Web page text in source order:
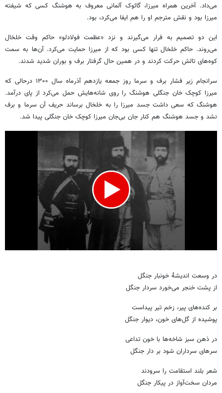
می‌داد. آخرین همراه میرزا،گائوک آلمانی معروف به هوشنگ کسی که شیفته
میرزا بود و نقش مترجم او را هم ایفا می‌کرد، بود.
این دو تصمیم به فرار می‌گیرند و نزد «عظمتفولادلو» حاکم وقت خلخال
می‌روند. حاکم خلخال تنها کسی بود که از میرزا حمایت می‌کرد. آن‌ها به سمت
کوه‌های تالش حرکت کردند و در همین حال گرفتار برف و بوران شدید شدند.
سرانجام زیر فشار برف و سرما روز جمعه یازدهم آذرماه سال ۱۳۰۰
درحالی که
میرزا کوچک خان جنگلی هوشنگ را روی شانه‌هایش حمل می‌کرد از پای درآمد.
هوشنگ که سعی داشت جسد میرزا را به خلخال برساند حریف آن سرما و برف
نشد و جسد هوشنگ هم کنار جان بی‌جان میرزا کوچک خان جنگلی پیدا شد.
0
در وسعت اندیشۀ خونبار جنگل
از پشت خنجر می‌خورد سردار جنگل
بر کنده‌های پیر، زخم تیر پیداست
پوشیده از گل‌های خون، دیوار جنگل
در ذهن سبز شاخه‌ها با خون تداعی
سرهای سرداران شود بر دار جنگل
شعر بلند استقامت را سرودند
مردان سخت‌آواز در پیکار جنگل